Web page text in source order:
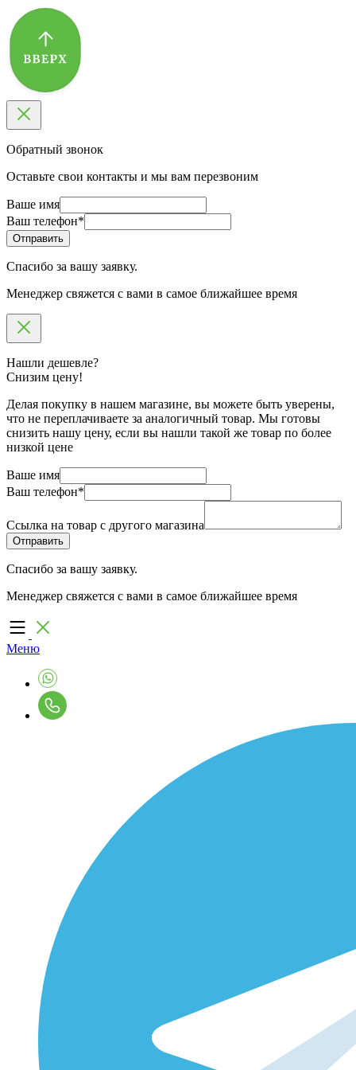
Обратный звонок
Оставьте свои контакты и мы вам перезвоним
Ваше имя
Ваш телефон*
Спасибо за вашу заявку.
Менеджер свяжется с вами в самое ближайшее время
Нашли дешевле?
Снизим цену!
Делая покупку в нашем магазине, вы можете быть уверены,
что не переплачиваете за аналогичный товар. Мы готовы
снизить нашу цену, если вы нашли такой же товар по более
низкой цене
Ваше имя
Ваш телефон*
Ссылка на товар с другого магазина
Спасибо за вашу заявку.
Менеджер свяжется с вами в самое ближайшее время
Меню